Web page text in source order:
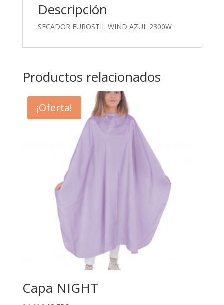
Descripción
SECADOR EUROSTIL WIND AZUL 2300W
Productos relacionados
¡Oferta!
Capa NIGHT